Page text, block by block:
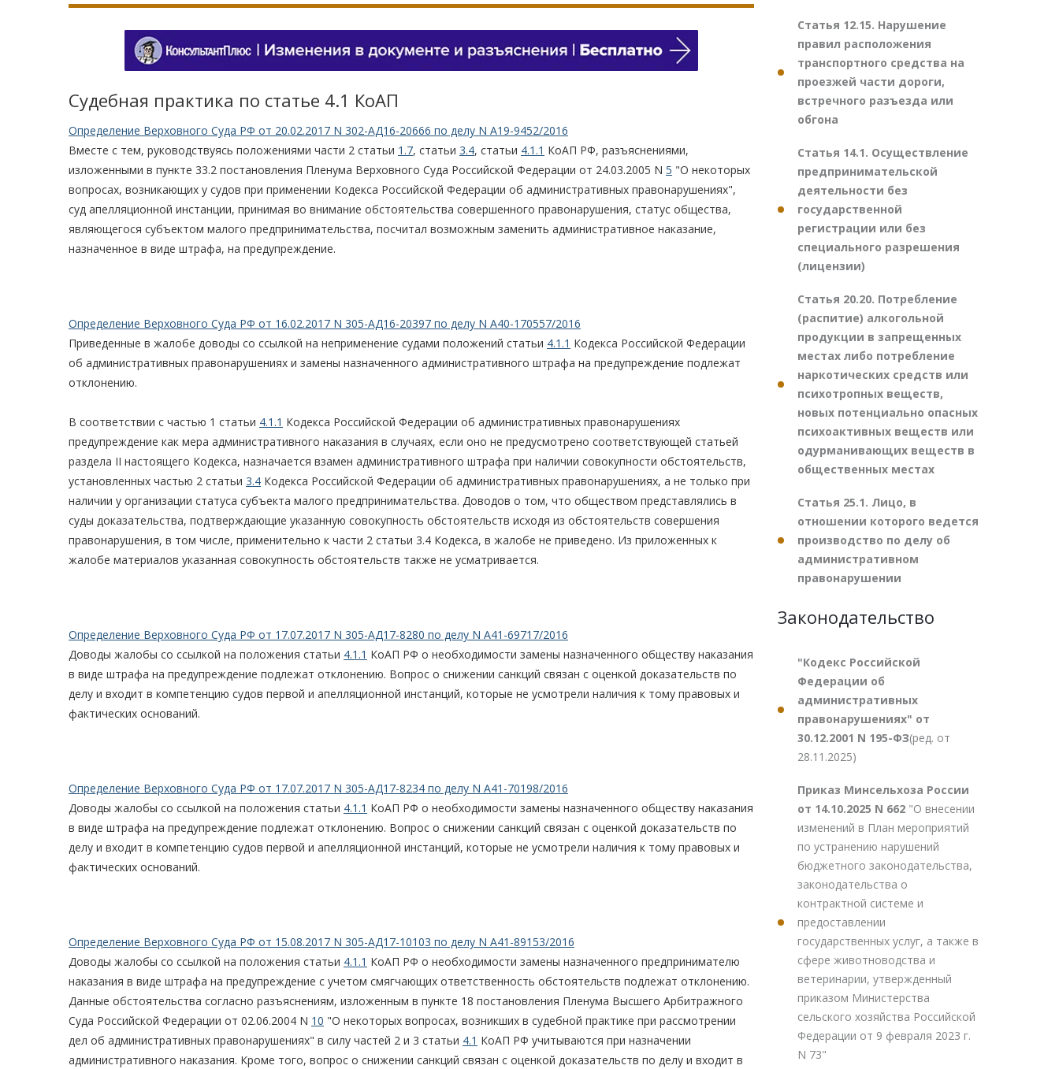
Судебная практика по статье 4.1 КоАП
Определение Верховного Суда РФ от 20.02.2017 N 302-АД16-20666 по делу N А19-9452/2016
Вместе с тем, руководствуясь положениями части 2 статьи 1.7, статьи 3.4, статьи 4.1.1 КоАП РФ, разъяснениями,
изложенными в пункте 33.2 постановления Пленума Верховного Суда Российской Федерации от 24.03.2005 N 5 "О некоторых
вопросах, возникающих у судов при применении Кодекса Российской Федерации об административных правонарушениях",
суд апелляционной инстанции, принимая во внимание обстоятельства совершенного правонарушения, статус общества,
являющегося субъектом малого предпринимательства, посчитал возможным заменить административное наказание,
назначенное в виде штрафа, на предупреждение.
Определение Верховного Суда РФ от 16.02.2017 N 305-АД16-20397 по делу N А40-170557/2016
Приведенные в жалобе доводы со ссылкой на неприменение судами положений статьи 4.1.1 Кодекса Российской Федерации
об административных правонарушениях и замены назначенного административного штрафа на предупреждение подлежат
отклонению.
В соответствии с частью 1 статьи 4.1.1 Кодекса Российской Федерации об административных правонарушениях
предупреждение как мера административного наказания в случаях, если оно не предусмотрено соответствующей статьей
раздела II настоящего Кодекса, назначается взамен административного штрафа при наличии совокупности обстоятельств,
установленных частью 2 статьи 3.4 Кодекса Российской Федерации об административных правонарушениях, а не только при
наличии у организации статуса субъекта малого предпринимательства. Доводов о том, что обществом представлялись в
суды доказательства, подтверждающие указанную совокупность обстоятельств исходя из обстоятельств совершения
правонарушения, в том числе, применительно к части 2 статьи 3.4 Кодекса, в жалобе не приведено. Из приложенных к
жалобе материалов указанная совокупность обстоятельств также не усматривается.
Определение Верховного Суда РФ от 17.07.2017 N 305-АД17-8280 по делу N А41-69717/2016
Доводы жалобы со ссылкой на положения статьи 4.1.1 КоАП РФ о необходимости замены назначенного обществу наказания
в виде штрафа на предупреждение подлежат отклонению. Вопрос о снижении санкций связан с оценкой доказательств по
делу и входит в компетенцию судов первой и апелляционной инстанций, которые не усмотрели наличия к тому правовых и
фактических оснований.
Определение Верховного Суда РФ от 17.07.2017 N 305-АД17-8234 по делу N А41-70198/2016
Доводы жалобы со ссылкой на положения статьи 4.1.1 КоАП РФ о необходимости замены назначенного обществу наказания
в виде штрафа на предупреждение подлежат отклонению. Вопрос о снижении санкций связан с оценкой доказательств по
делу и входит в компетенцию судов первой и апелляционной инстанций, которые не усмотрели наличия к тому правовых и
фактических оснований.
Определение Верховного Суда РФ от 15.08.2017 N 305-АД17-10103 по делу N А41-89153/2016
Доводы жалобы со ссылкой на положения статьи 4.1.1 КоАП РФ о необходимости замены назначенного предпринимателю
наказания в виде штрафа на предупреждение с учетом смягчающих ответственность обстоятельств подлежат отклонению.
Данные обстоятельства согласно разъяснениям, изложенным в пункте 18 постановления Пленума Высшего Арбитражного
Суда Российской Федерации от 02.06.2004 N 10 "О некоторых вопросах, возникших в судебной практике при рассмотрении
дел об административных правонарушениях" в силу частей 2 и 3 статьи 4.1 КоАП РФ учитываются при назначении
административного наказания. Кроме того, вопрос о снижении санкций связан с оценкой доказательств по делу и входит в
Статья 12.15. Нарушение
правил расположения
транспортного средства на
проезжей части дороги,
встречного разъезда или
обгона
Статья 14.1. Осуществление
предпринимательской
деятельности без
государственной
регистрации или без
специального разрешения
(лицензии)
Статья 20.20. Потребление
(распитие) алкогольной
продукции в запрещенных
местах либо потребление
наркотических средств или
психотропных веществ,
новых потенциально опасных
психоактивных веществ или
одурманивающих веществ в
общественных местах
Статья 25.1. Лицо, в
отношении которого ведется
производство по делу об
административном
правонарушении
Законодательство
"Кодекс Российской
Федерации об
административных
правонарушениях" от
30.12.2001 N 195-ФЗ(ред. от
28.11.2025)
Приказ Минсельхоза России
от 14.10.2025 N 662 "О внесении
изменений в План мероприятий
по устранению нарушений
бюджетного законодательства,
законодательства о
контрактной системе и
предоставлении
государственных услуг, а также в
сфере животноводства и
ветеринарии, утвержденный
приказом Министерства
сельского хозяйства Российской
Федерации от 9 февраля 2023 г.
N 73"